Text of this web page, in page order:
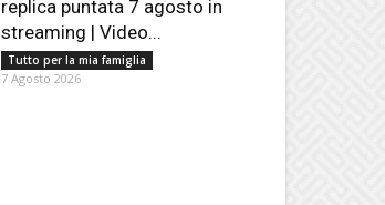
replica puntata 7 agosto in
streaming | Video...
Tutto per la mia famiglia
7 Agosto 2026